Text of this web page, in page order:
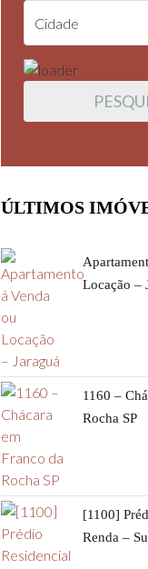
ÚLTIMOS
Locação –
1160 –
Rocha SP
[1100]
Renda –